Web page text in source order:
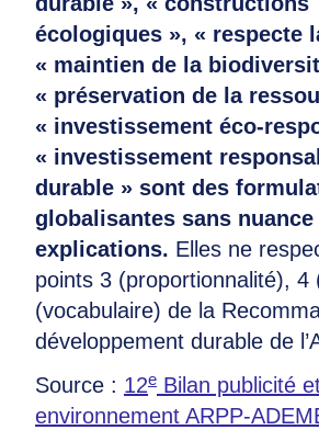
écologiques », « respecte
« maintien de la
« préservation de la
« investissement éco-
« investissement
durable » sont des
globalisantes sans nuance
explications. Elles ne
points 3 (proportionnalité), 4
(vocabulaire) de la
développement durable de
Source : 12e Bilan publicité
environnement ARPP-